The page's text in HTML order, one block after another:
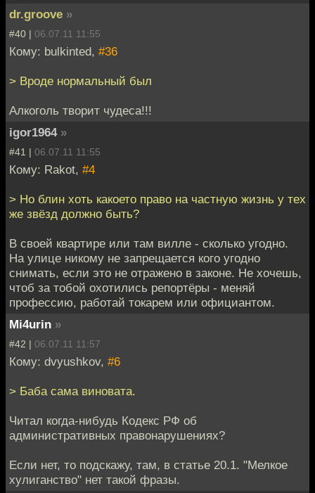
dr.groove »
#40 | 06.07.11 11:55
Кому: bulkinted, #36
> Вроде нормальный был
Алкоголь творит чудеса!!!
igor1964 »
#41 | 06.07.11 11:55
Кому: Rakot, #4
> Но блин хоть какоето право на частную жизнь у тех
же звёзд должно быть?
В своей квартире или там вилле - сколько угодно.
На улице никому не запрещается кого угодно
снимать, если это не отражено в законе. Не хочешь,
чтоб за тобой охотились репортёры - меняй
профессию, работай токарем или официантом.
Mi4urin »
#42 | 06.07.11 11:57
Кому: dvyushkov, #6
> Баба сама виновата.
Читал когда-нибудь Кодекс РФ об
административных правонарушениях?
Если нет, то подскажу, там, в статье 20.1. "Мелкое
хулиганство" нет такой фразы.